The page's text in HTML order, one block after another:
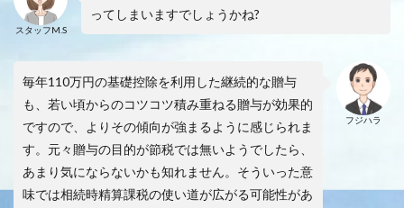
スタッフM.S
ってしまいますでしょうかね?
フジハラ
毎年110万円の基礎控除を利用した継続的な贈与
も、若い頃からのコツコツ積み重ねる贈与が効果的
ですので、よりその傾向が強まるように感じられま
す。元々贈与の目的が節税では無いようでしたら、
あまり気にならないかも知れません。そういった意
味では相続時精算課税の使い道が広がる可能性があ